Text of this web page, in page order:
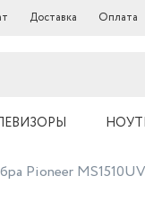
Доставка Оплата
Pioneer